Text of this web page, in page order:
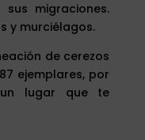
migraciones.
y murciélagos.
de cerezos
ejemplares, por
lugar que te